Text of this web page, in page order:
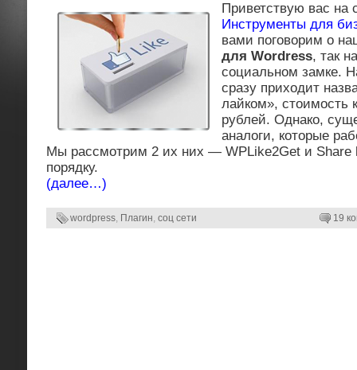
Приветствую вас на
Инструменты для
вами поговорим о
для Wordress, так
социальном замке.
сразу приходит
лайком», стоимость
рублей. Однако,
аналоги, которые
Мы рассмотрим 2 их них — WPLike2Get и Share
порядку.
(далее…)
wordpress, Плагин, соц сети 19